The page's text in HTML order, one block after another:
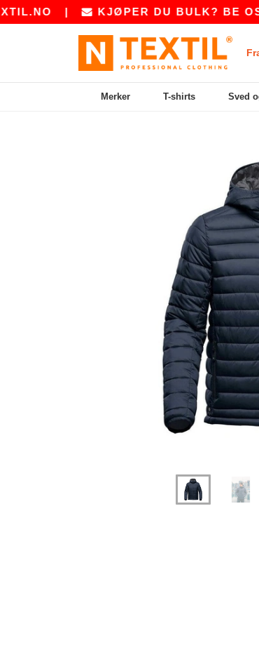
| KJØPER DU BULK? BE OSS
Merker T-shirts Sved